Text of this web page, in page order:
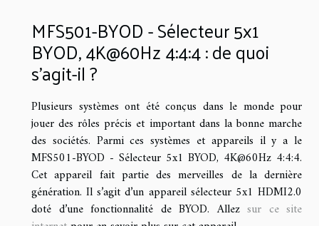
MFS501-BYOD - Sélecteur 5x1
BYOD, 4K@60Hz 4:4:4 : de quoi
s’agit-il ?
Plusieurs systèmes ont été conçus dans le monde pour
jouer des rôles précis et important dans la bonne marche
des sociétés. Parmi ces systèmes et appareils il y a le
MFS501-BYOD - Sélecteur 5x1 BYOD, 4K@60Hz 4:4:4.
Cet appareil fait partie des merveilles de la dernière
génération. Il s’agit d’un appareil sélecteur 5x1 HDMI2.0
doté d’une fonctionnalité de BYOD. Allez sur ce site